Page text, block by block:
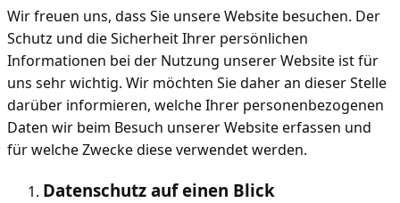
Wir freuen uns, dass Sie unsere Website besuchen. Der
Schutz und die Sicherheit Ihrer persönlichen
Informationen bei der Nutzung unserer Website ist für
uns sehr wichtig. Wir möchten Sie daher an dieser Stelle
darüber informieren, welche Ihrer personenbezogenen
Daten wir beim Besuch unserer Website erfassen und
für welche Zwecke diese verwendet werden.
Datenschutz auf einen Blick